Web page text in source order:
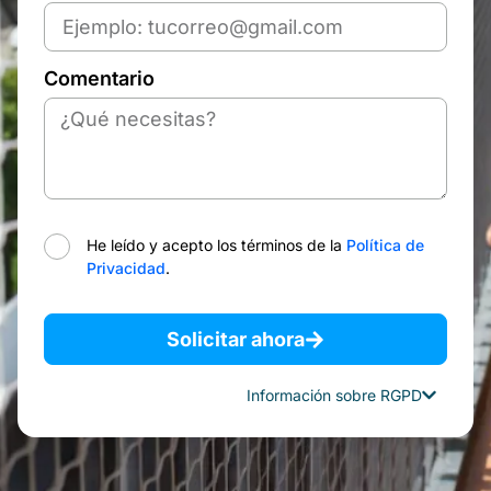
Comentario
He leído y acepto los términos de la Política de
Privacidad.
Solicitar ahora
Información sobre RGPD